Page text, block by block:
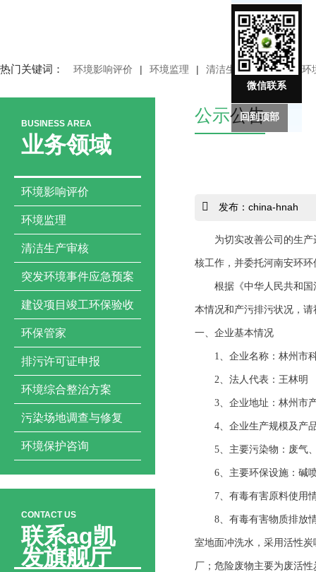
热门关键词： 环境影响评价 | 环境监理 | 清洁生产审核 | 突发环
BUSINESS AREA
业务领域
环境影响评价
环境监理
清洁生产审核
突发环境事件应急预案
建设项目竣工环保验收
环保管家
排污许可证申报
环境综合整治方案
污染场地调查与修复
环境保护咨询
CONTACT US
联系ag凯
发旗舰厅
公示公告
发布：china-hnah
为切实改善公司的生
核工作，并委托河南安环环
根据《中华人民共和
本情况和产污排污状况，
一、企业基本情况
1、企业名称： 林州市
2、法人代表： 王林明
3、 企业地址： 林州市
4、企业生产规模及产
5、主要污染物：废气
6、主要环保设施： 碱
7、有毒有害原料使用
8、有毒有害物质排放
室地面冲洗水，采用活性
厂；危险废物主要为废活
微信联系
回到顶部